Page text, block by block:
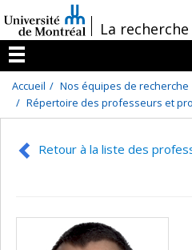
au
contenu
/La recherche
Menu
Accueil
Nos équipes de recherche
Répertoire des professeurs et
Retour à la liste des